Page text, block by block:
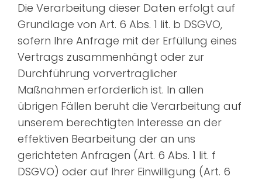
Die Verarbeitung dieser Daten erfolgt auf
Grundlage von Art. 6 Abs. 1 lit. b DSGVO,
sofern Ihre Anfrage mit der Erfüllung eines
Vertrags zusammenhängt oder zur
Durchführung vorvertraglicher
Maßnahmen erforderlich ist. In allen
übrigen Fällen beruht die Verarbeitung auf
unserem berechtigten Interesse an der
effektiven Bearbeitung der an uns
gerichteten Anfragen (Art. 6 Abs. 1 lit. f
DSGVO) oder auf Ihrer Einwilligung (Art. 6